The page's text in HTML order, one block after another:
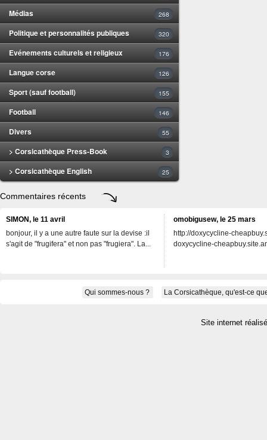
Médias 268
Politique et personnalités publiques 320
Evénements culturels et religieux 176
Langue corse 126
Sport (sauf football) 155
Football 146
Divers 55
> Corsicathèque Press-Book 3
> Corsicathèque English 25
Commentaires récents
SIMON, le 11 avril
bonjour, il y a une autre faute sur la devise :il
s'agit de "frugifera" et non pas "frugiera". La...
omobigusew, le 25 mars
http://doxycycline-
doxycycline-
Qui sommes-nous ? La Corsicathèque, qu'est-ce
Site internet